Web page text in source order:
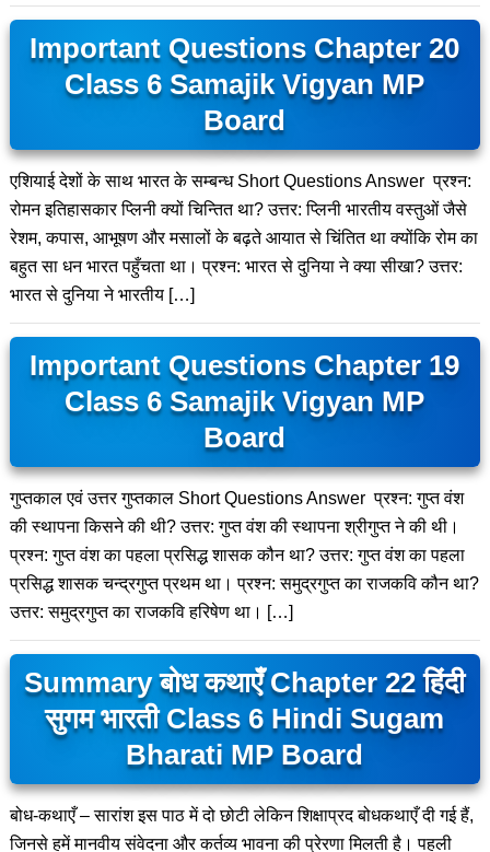
Important Questions Chapter 20
Class 6 Samajik Vigyan MP
Board
एशियाई देशों के साथ भारत के सम्बन्ध Short Questions Answer प्रश्न:
रोमन इतिहासकार प्लिनी क्यों चिन्तित था? उत्तर: प्लिनी भारतीय वस्तुओं जैसे
रेशम, कपास, आभूषण और मसालों के बढ़ते आयात से चिंतित था क्योंकि रोम का
बहुत सा धन भारत पहुँचता था। प्रश्न: भारत से दुनिया ने क्या सीखा? उत्तर:
भारत से दुनिया ने भारतीय […]
Important Questions Chapter 19
Class 6 Samajik Vigyan MP
Board
गुप्तकाल एवं उत्तर गुप्तकाल Short Questions Answer प्रश्न: गुप्त वंश
की स्थापना किसने की थी? उत्तर: गुप्त वंश की स्थापना श्रीगुप्त ने की थी।
प्रश्न: गुप्त वंश का पहला प्रसिद्ध शासक कौन था? उत्तर: गुप्त वंश का पहला
प्रसिद्ध शासक चन्द्रगुप्त प्रथम था। प्रश्न: समुद्रगुप्त का राजकवि कौन था?
उत्तर: समुद्रगुप्त का राजकवि हरिषेण था। […]
Summary बोध कथाएँ Chapter 22 हिंदी
सुगम भारती Class 6 Hindi Sugam
Bharati MP Board
बोध-कथाएँ – सारांश इस पाठ में दो छोटी लेकिन शिक्षाप्रद बोधकथाएँ दी गई हैं,
जिनसे हमें मानवीय संवेदना और कर्तव्य भावना की प्रेरणा मिलती है। पहली